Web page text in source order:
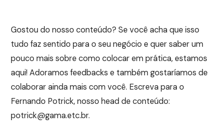
Gostou do nosso conteúdo? Se você acha que isso
tudo faz sentido para o seu negócio e quer saber um
pouco mais sobre como colocar em prática, estamos
aqui! Adoramos feedbacks e também gostaríamos de
colaborar ainda mais com você. Escreva para o
Fernando Potrick, nosso head de conteúdo:
potrick@gama.etc.br.